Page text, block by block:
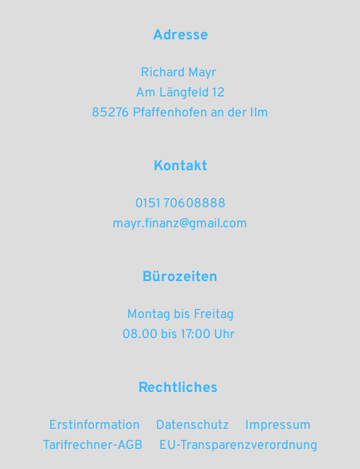
Adresse
Richard Mayr
Am Längfeld 12
85276 Pfaffenhofen an der Ilm
Kontakt
0151 70608888
mayr.finanz@gmail.com
Bürozeiten
Montag bis Freitag
08.00 bis 17:00 Uhr
Rechtliches
Erstinformation Datenschutz
Impressum
Tarifrechner-AGB
EU-Transparenzverordnung